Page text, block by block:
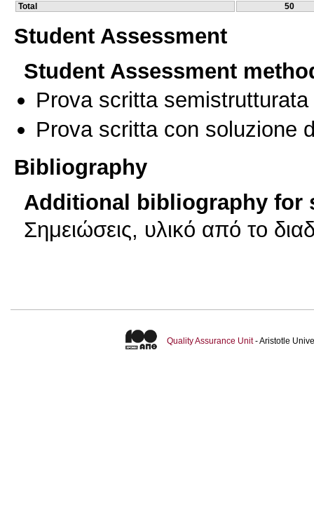
Total
50
Student Assessment
Student Assessment
Prova scritta
Prova scritta con soluzione
Bibliography
Additional bibliography for
Σημειώσεις, υλικό από το
Quality Assurance Unit- Aristotle